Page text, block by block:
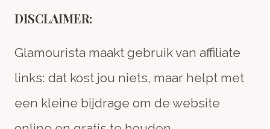
DISCLAIMER:
Glamourista maakt gebruik van affiliate
links: dat kost jou niets, maar helpt met
een kleine bijdrage om de website